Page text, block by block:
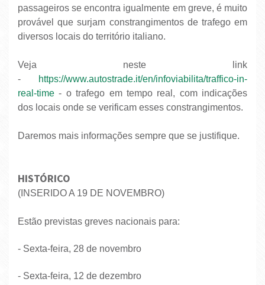
passageiros se encontra igualmente em greve, é muito
provável que surjam constrangimentos de trafego em
diversos locais do território italiano.
Veja neste link
-
https://www.autostrade.it/en/infoviabilita/traffico-in-
real-time - o trafego em tempo real, com indicações
dos locais onde se verificam esses constrangimentos.
Daremos mais informações sempre que se justifique.
HISTÓRICO
(INSERIDO A 19 DE NOVEMBRO)
Estão previstas greves nacionais para:
- Sexta-feira, 28 de novembro
- Sexta-feira, 12 de dezembro